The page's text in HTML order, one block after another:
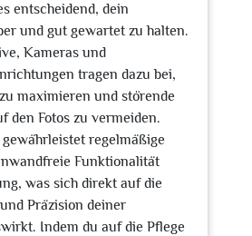
entscheidend, dein
und gut gewartet zu halten.
Kameras und
tragen dazu bei,
maximieren und störende
den Fotos zu vermeiden.
regelmäßige
Funktionalität
was sich direkt auf die
Präzision deiner
Indem du auf die Pflege